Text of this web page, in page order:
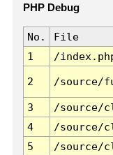
PHP Debug
No. File
1
/
2 /source/
3 /source/
4
/source/
5
/source/